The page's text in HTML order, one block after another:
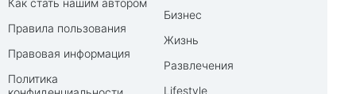
Как стать нашим автором
Правила пользования
Правовая информация
Политика
Бизнес
Жизнь
Развлечения
Lifestyle